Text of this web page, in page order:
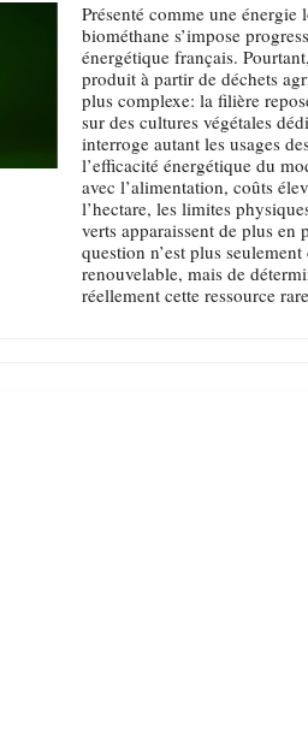
Présenté comme une
biométhane s’impose
énergétique français.
produit à partir de déchets
plus complexe: la filière
sur des cultures végétales
interroge autant les usages
l’efficacité énergétique du
avec l’alimentation, coûts
l’hectare, les limites
verts apparaissent de plus en
question n’est plus
renouvelable, mais de
réellement cette ressource